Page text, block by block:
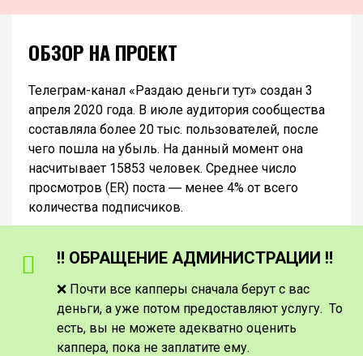
ОБЗОР НА ПРОЕКТ
Телеграм-канал «Раздаю деньги тут» создан 3
апреля 2020 года. В июле аудитория сообщества
составляла более 20 тыс. пользователей, после
чего пошла на убыль. На данный момент она
насчитывает 15853 человек. Среднее число
просмотров (ER) поста ― менее 4% от всего
количества подписчиков.
‼️ ОБРАЩЕНИЕ АДМИНИСТРАЦИИ ‼️
❌ Почти все капперы сначала берут с вас
деньги, а уже потом предоставляют услугу. То
есть, вы не можете адекватно оценить
каппера, пока не заплатите ему.